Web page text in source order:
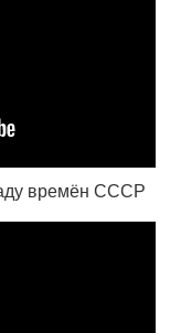
времён СССР